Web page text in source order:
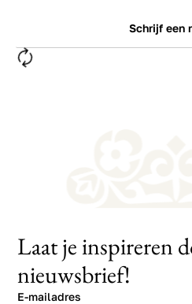
Schrijf een
Laat je inspireren
nieuwsbrief!
E-mailadres